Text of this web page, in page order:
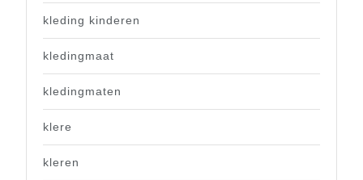
kleding kinderen
kledingmaat
kledingmaten
klere
kleren